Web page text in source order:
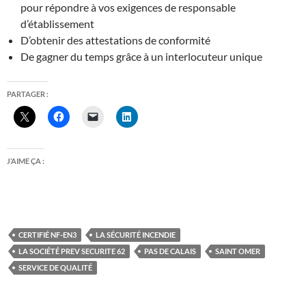
pour répondre à vos exigences de responsable
d’établissement
D’obtenir des attestations de conformité
De gagner du temps grâce à un interlocuteur unique
PARTAGER :
J’AIME ÇA :
CERTIFIÉ NF-EN3
LA SÉCURITÉ INCENDIE
LA SOCIÉTÉ PREV SECURITE 62
PAS DE CALAIS
SAINT OMER
SERVICE DE QUALITÉ